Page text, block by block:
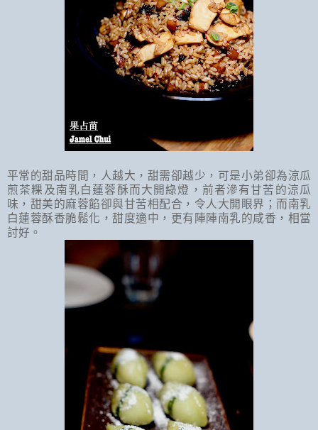
平常的甜品時間，人越大，甜需卻越少，可是小弟卻為涼瓜
煎茶粿及南乳白蓮蓉酥而大開綠燈，前者滲有甘苦的涼瓜
味，甜美的麻蓉餡卻與甘苦相配合，令人大開眼界；而南乳
白蓮蓉酥香脆鬆化，甜度適中，更有陣陣南乳的咸香，相當
討好。